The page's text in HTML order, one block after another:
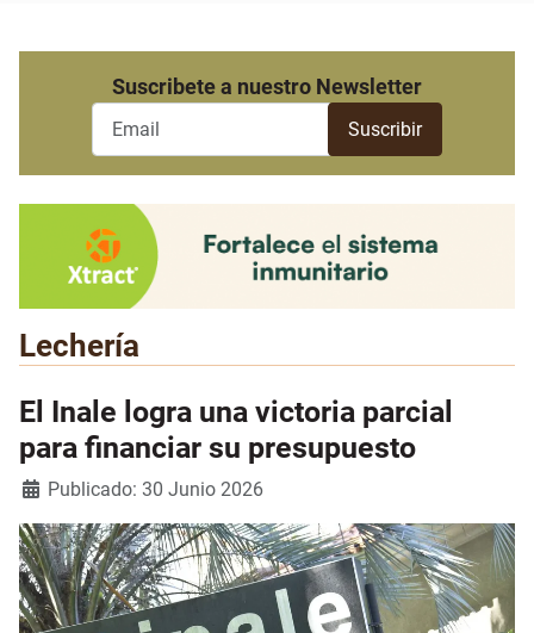
Suscribete a nuestro Newsletter
Lechería
El Inale logra una victoria parcial
para financiar su presupuesto
Detalles
Publicado: 30 Junio 2026